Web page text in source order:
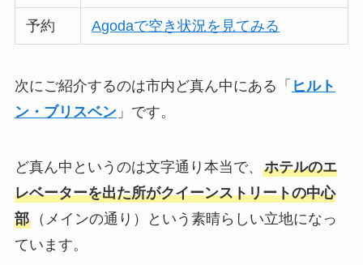
予約 Agodaで空き状況を見てみる
次にご紹介するのは市内ど真ん中にある「 ヒルト
ン・ブリスベン」です。
ど真ん中というのは文字通り本当で、 ホテルのエ
レベーターを出た所がクイーンストリートの中心
部（メインの通り）という素晴らしい立地になっ
ています。